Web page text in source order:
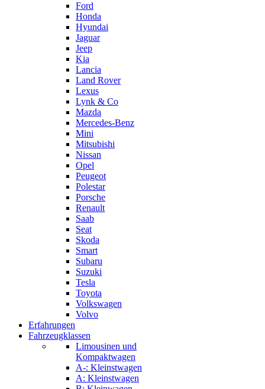
Ford
Honda
Hyundai
Jaguar
Jeep
Kia
Lancia
Land Rover
Lexus
Lynk & Co
Mazda
Mercedes-Benz
Mini
Mitsubishi
Nissan
Opel
Peugeot
Polestar
Porsche
Renault
Saab
Seat
Skoda
Smart
Subaru
Suzuki
Tesla
Toyota
Volkswagen
Volvo
Erfahrungen
Fahrzeugklassen
Limousinen und
Kompaktwagen
A-: Kleinstwagen
A: Kleinstwagen